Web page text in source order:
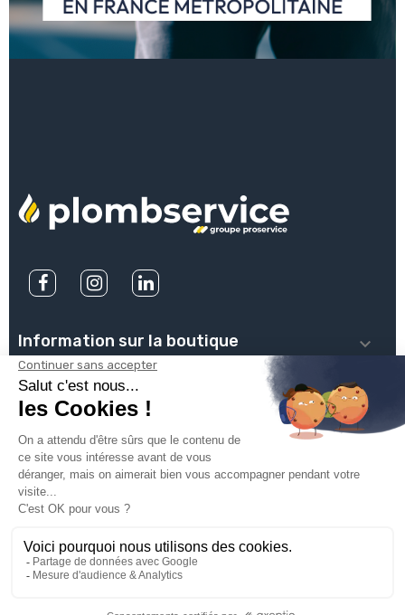
Information sur la boutique 
PLOMBSERVICE 
INFOS PRATIQUES 
VOTRE COMPTE 
Groupe Proservice